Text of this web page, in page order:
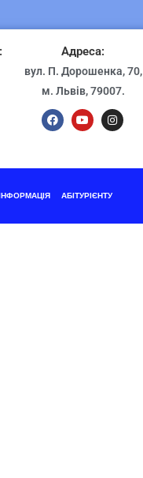
Адреса:
вул. П. Дорошенка, 70,
м. Львів, 79007.
АБІТУРІЄНТУ